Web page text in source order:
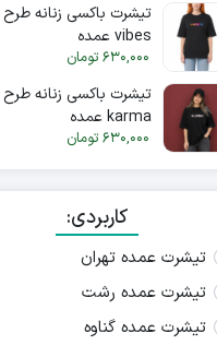
تیشرت باکسی زنانه طرح
vibes عمده
630,000 تومان
تیشرت باکسی زنانه طرح
karma عمده
630,000 تومان
کاربردی:
تیشرت عمده تهران
تیشرت عمده رشت
تیشرت عمده گناوه